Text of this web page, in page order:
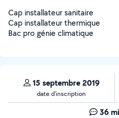
Cap installateur sanitaire
Cap installateur thermique
Bac pro génie climatique
15 septembre 2019
date d’inscription
36